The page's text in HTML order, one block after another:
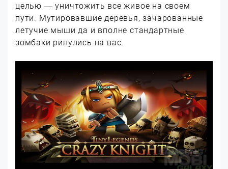
целью — уничтожить все живое на своем
пути. Мутировавшие деревья, зачарованные
летучие мыши да и вполне стандартные
зомбаки ринулись на вас.